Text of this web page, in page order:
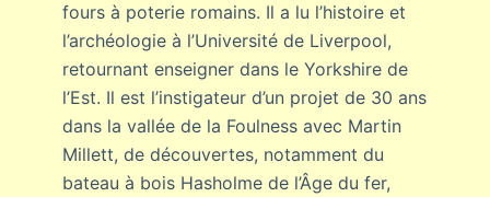
fours à poterie romains. Il a lu l’histoire et
l’archéologie à l’Université de Liverpool,
retournant enseigner dans le Yorkshire de
l’Est. Il est l’instigateur d’un projet de 30 ans
dans la vallée de la Foulness avec Martin
Millett, de découvertes, notamment du
bateau à bois Hasholme de l’Âge du fer,